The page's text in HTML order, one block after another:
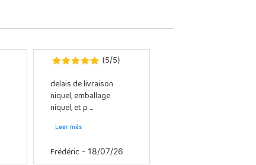
(5/5)
delais de livraison
niquel, emballage
niquel, et p ...
Leer más
Frédéric- 18/07/26